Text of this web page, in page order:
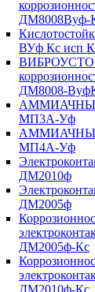
ДМ8008Вуф-
ВУф Кс исп К
ДМ8008-
МП3А-Уф
МП4А-Уф
ДМ2010ф
ДМ2005ф
ДМ2005ф-Кс
ДМ2010ф-Кс